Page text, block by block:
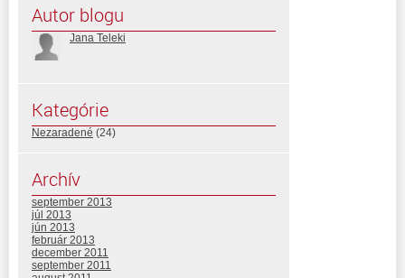
Autor blogu
Jana Teleki
Kategórie
Nezaradené (24)
Archív
september 2013
júl 2013
jún 2013
február 2013
december 2011
september 2011